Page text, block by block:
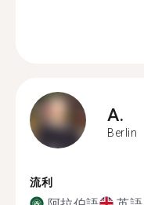
A.
Berlin
流利